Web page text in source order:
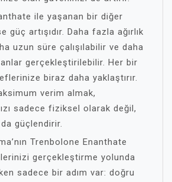
ile yaşanan bir diğer
güç artışıdır. Daha fazla ağırlık
uzun süre çalışılabilir ve daha
gerçekleştirilebilir. Her bir
biraz daha yaklaştırır.
verim almak,
sadece fiziksel olarak değil,
güçlendirir.
Trenbolone Enanthate
gerçekleştirme yolunda
sadece bir adım var: doğru